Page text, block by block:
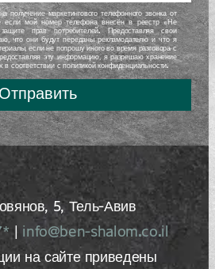
получение маркетингового телефонного звонка от
если мой номер телефона внесён в реестр «Не
прав потребителей. Предоставляя свои
что они будут переданы рекламодателю и что я
если не попрошу иного во время разговора с
эту информацию, я разрешаю хранение
соответствии с политикой конфиденциальности.
Отправить
5, Тель-Авив
| info@ben-shalom.co.il
на сайте приведены